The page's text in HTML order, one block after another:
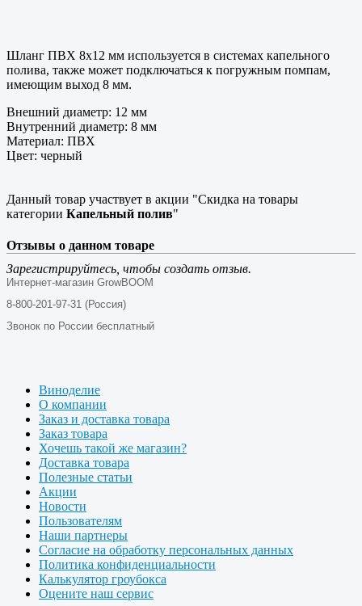
Шланг ПВХ 8x12 мм используется в системах капельного
полива, также может подключаться к погружным помпам,
имеющим выход 8 мм.
Внешний диаметр: 12 мм
Внутренний диаметр: 8 мм
Материал: ПВХ
Цвет: черный
Данный товар участвует в акции "Скидка на товары
категории Капельный полив"
Отзывы о данном товаре
Зарегистрируйтесь, чтобы создать отзыв.
Интернет-магазин GrowBOOM
8-800-201-97-31 (Россия)
Звонок по России бесплатный
Виноделие
О компании
Заказ и доставка товара
Заказ товара
Хочешь такой же магазин?
Доставка товара
Полезные статьи
Акции
Новости
Пользователям
Наши партнеры
Согласие на обработку персональных данных
Политика конфиденциальности
Калькулятор гроубокса
Оцените наш сервис